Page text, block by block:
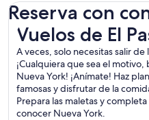
Reserva con
Vuelos de El
A veces, solo necesitas salir
¡Cualquiera que sea el motivo,
Nueva York! ¡Anímate! Haz
famosas y disfrutar de la
Prepara las maletas y
conocer Nueva York.
Vuelos de El Paso a Nueva